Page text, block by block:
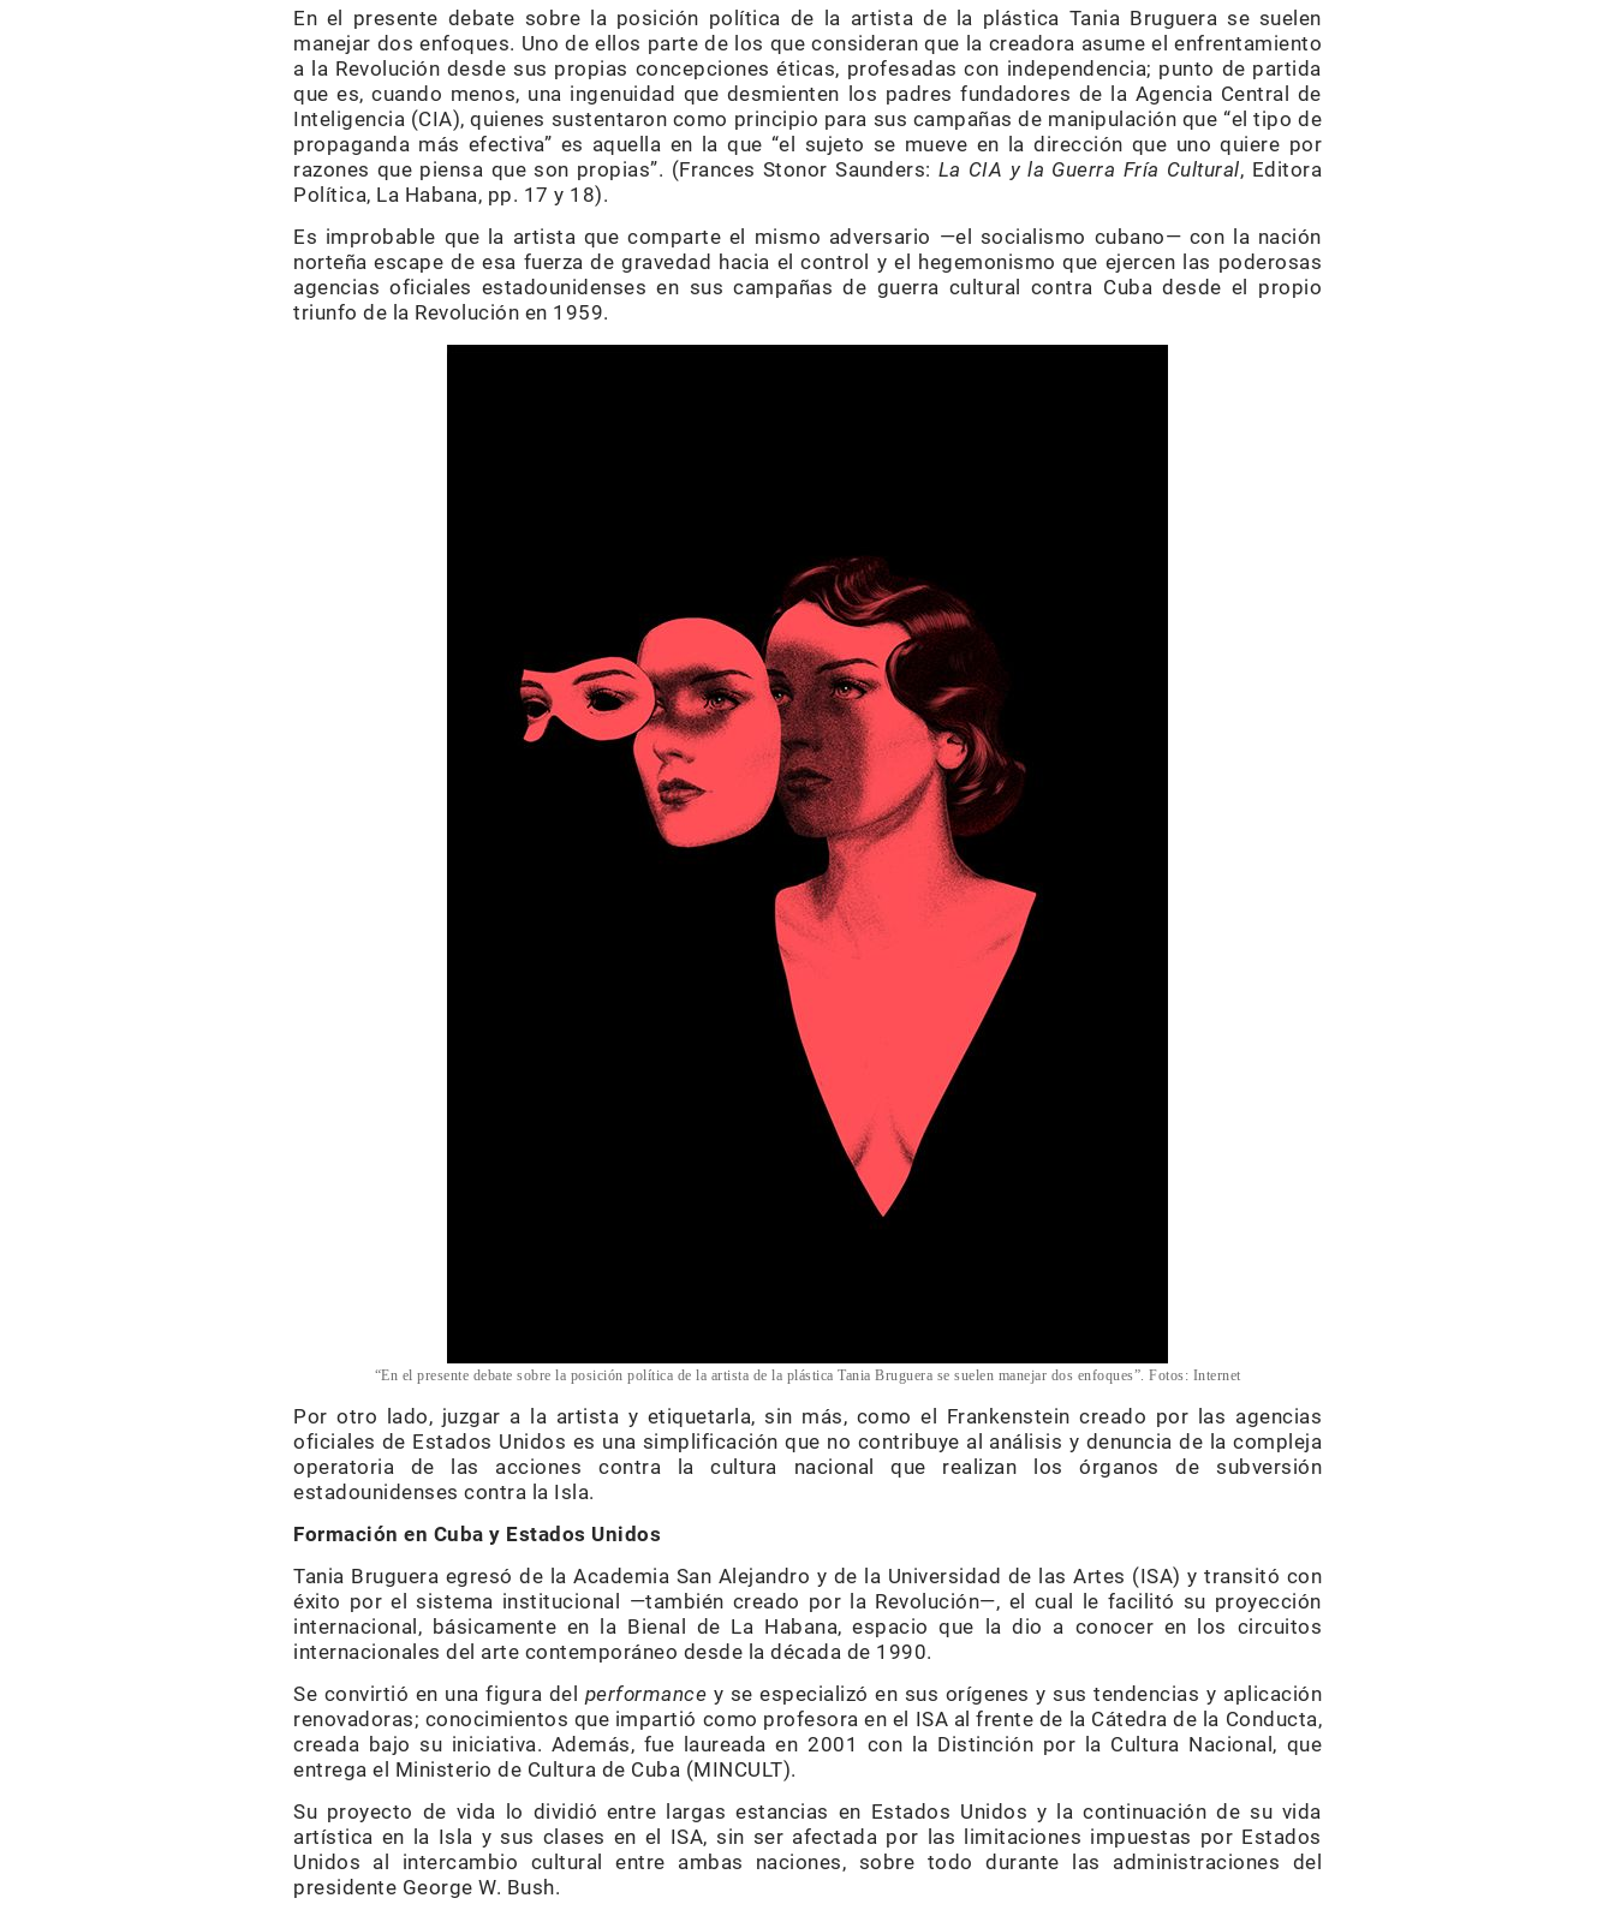
En el presente debate sobre la posición política de la artista de la plástica Tania Bruguera se suelen
manejar dos enfoques. Uno de ellos parte de los que consideran que la creadora asume el enfrentamiento
a la Revolución desde sus propias concepciones éticas, profesadas con independencia; punto de partida
que es, cuando menos, una ingenuidad que desmienten los padres fundadores de la Agencia Central de
Inteligencia (CIA), quienes sustentaron como principio para sus campañas de manipulación que “el tipo de
propaganda más efectiva” es aquella en la que “el sujeto se mueve en la dirección que uno quiere por
razones que piensa que son propias”. (Frances Stonor Saunders: La CIA y la Guerra Fría Cultural, Editora
Política, La Habana, pp. 17 y 18).
Es improbable que la artista que comparte el mismo adversario —el socialismo cubano— con la nación
norteña escape de esa fuerza de gravedad hacia el control y el hegemonismo que ejercen las poderosas
agencias oficiales estadounidenses en sus campañas de guerra cultural contra Cuba desde el propio
triunfo de la Revolución en 1959.
“En el presente debate sobre la posición política de la artista de la plástica Tania Bruguera se suelen manejar dos enfoques”. Fotos: Internet
Por otro lado, juzgar a la artista y etiquetarla, sin más, como el Frankenstein creado por las agencias
oficiales de Estados Unidos es una simplificación que no contribuye al análisis y denuncia de la compleja
operatoria de las acciones contra la cultura nacional que realizan los órganos de subversión
estadounidenses contra la Isla.
Formación en Cuba y Estados Unidos
Tania Bruguera egresó de la Academia San Alejandro y de la Universidad de las Artes (ISA) y transitó con
éxito por el sistema institucional —también creado por la Revolución—, el cual le facilitó su proyección
internacional, básicamente en la Bienal de La Habana, espacio que la dio a conocer en los circuitos
internacionales del arte contemporáneo desde la década de 1990.
Se convirtió en una figura del performance y se especializó en sus orígenes y sus tendencias y aplicación
renovadoras; conocimientos que impartió como profesora en el ISA al frente de la Cátedra de la Conducta,
creada bajo su iniciativa. Además, fue laureada en 2001 con la Distinción por la Cultura Nacional, que
entrega el Ministerio de Cultura de Cuba (MINCULT).
Su proyecto de vida lo dividió entre largas estancias en Estados Unidos y la continuación de su vida
artística en la Isla y sus clases en el ISA, sin ser afectada por las limitaciones impuestas por Estados
Unidos al intercambio cultural entre ambas naciones, sobre todo durante las administraciones del
presidente George W. Bush.